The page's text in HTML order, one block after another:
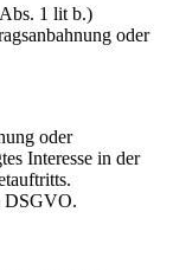
1 lit b.)
oder
oder
Interesse in der
DSGVO.